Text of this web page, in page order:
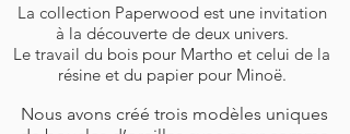
La collection Paperwood est une invitation
à la découverte de deux univers.
Le travail du bois pour Martho et celui de la
résine et du papier pour Minoë.
Nous avons créé trois modèles uniques